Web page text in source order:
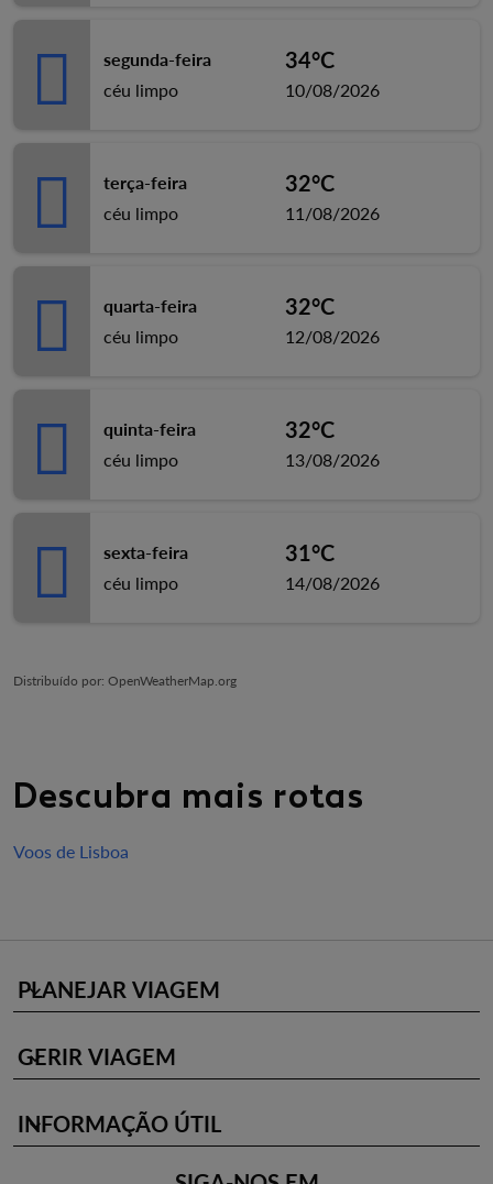
segunda-feira
céu limpo
34°C
10/08/2026
terça-feira
céu limpo
32°C
11/08/2026
quarta-feira
céu limpo
32°C
12/08/2026
quinta-feira
céu limpo
32°C
13/08/2026
sexta-feira
céu limpo
31°C
14/08/2026
Distribuído por: OpenWeatherMap.org
Descubra mais rotas
Voos de Lisboa
PLANEJAR VIAGEM
keyboard_arrow_down
GERIR VIAGEM
keyboard_arrow_down
INFORMAÇÃO ÚTIL
keyboard_arrow_down